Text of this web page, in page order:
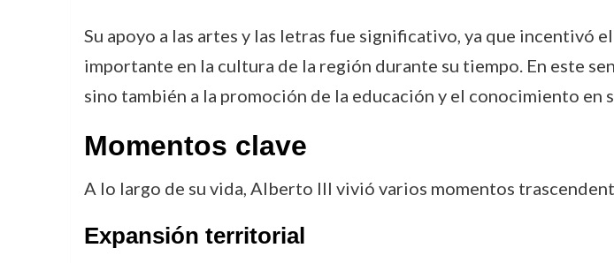
Su apoyo a las artes y las letras fue significativo, ya que incentivó
importante en la cultura de la región durante su tiempo. En este
sino también a la promoción de la educación y el conocimiento en
Momentos clave
A lo largo de su vida, Alberto III vivió varios momentos
Expansión territorial